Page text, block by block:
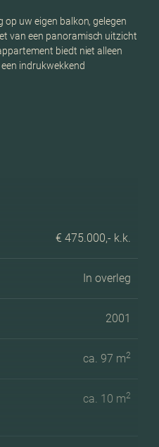
op uw eigen balkon, gelegen
van een panoramisch uitzicht
biedt niet alleen
indrukwekkend
€ 475.000,- k.k.
In overleg
2001
ca. 97 m2
ca. 10 m2